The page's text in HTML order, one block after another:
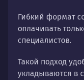
Гибкий формат
оплачивать
специалистов.
Такой подход
укладываются в